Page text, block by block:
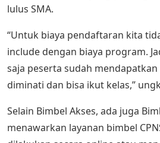
lulus SMA.
“Untuk biaya pendaftaran kita
include dengan biaya program.
saja peserta sudah
diminati dan bisa ikut kelas,”
Selain Bimbel Akses, ada juga
menawarkan layanan bimbel